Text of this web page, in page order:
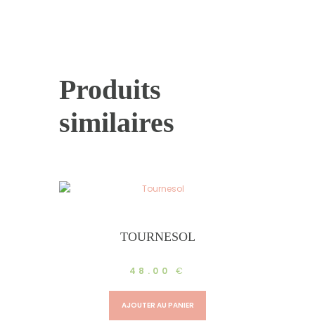
Produits
similaires
TOURNESOL
48.00 €
AJOUTER AU PANIER